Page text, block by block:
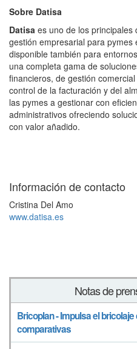
Sobre Datisa
Datisa es uno de los
gestión empresarial para pymes
disponible también para
una completa gama de
financieros, de gestión
control de la facturación y del
las pymes a gestionar con
administrativos ofreciendo
con valor añadido.
Información de contacto
Cristina Del Amo
www.datisa.es
Notas de
Bricoplan - Impulsa el
comparativas